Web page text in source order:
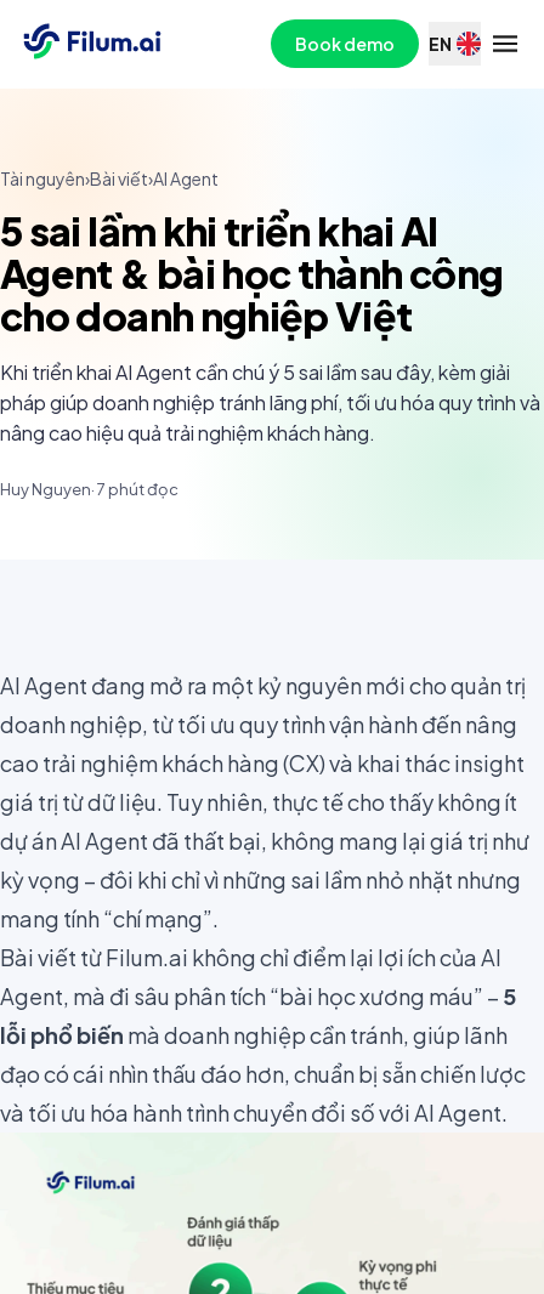
Book demo EN
Tài nguyên›Bài viết›AI Agent
5 sai lầm khi triển khai AI
Agent & bài học thành công
cho doanh nghiệp Việt
Khi triển khai AI Agent cần chú ý 5 sai lầm sau đây, kèm giải
pháp giúp doanh nghiệp tránh lãng phí, tối ưu hóa quy trình và
nâng cao hiệu quả trải nghiệm khách hàng.
Huy Nguyen·7 phút đọc
AI Agent đang mở ra một kỷ nguyên mới cho quản trị
doanh nghiệp, từ tối ưu quy trình vận hành đến nâng
cao trải nghiệm khách hàng (CX) và khai thác insight
giá trị từ dữ liệu. Tuy nhiên, thực tế cho thấy không ít
dự án AI Agent đã thất bại, không mang lại giá trị như
kỳ vọng – đôi khi chỉ vì những sai lầm nhỏ nhặt nhưng
mang tính “chí mạng”.
Bài viết từ Filum.ai không chỉ điểm lại lợi ích của AI
Agent, mà đi sâu phân tích “bài học xương máu” – 5
lỗi phổ biến mà doanh nghiệp cần tránh, giúp lãnh
đạo có cái nhìn thấu đáo hơn, chuẩn bị sẵn chiến lược
và tối ưu hóa hành trình chuyển đổi số với AI Agent.